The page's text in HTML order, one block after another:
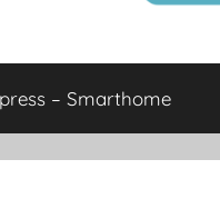
– Smarthome